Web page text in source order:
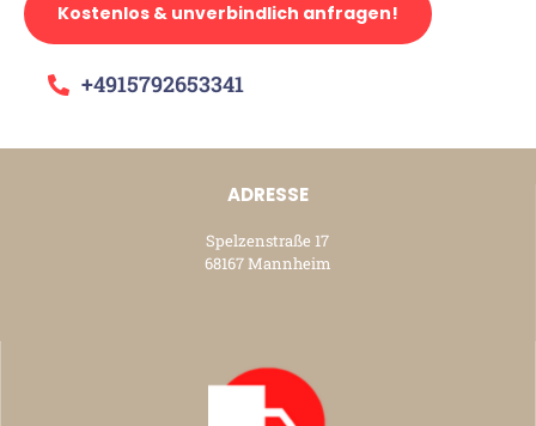
Kostenlos & unverbindlich anfragen!
+4915792653341
ADRESSE
Spelzenstraße 17
68167 Mannheim